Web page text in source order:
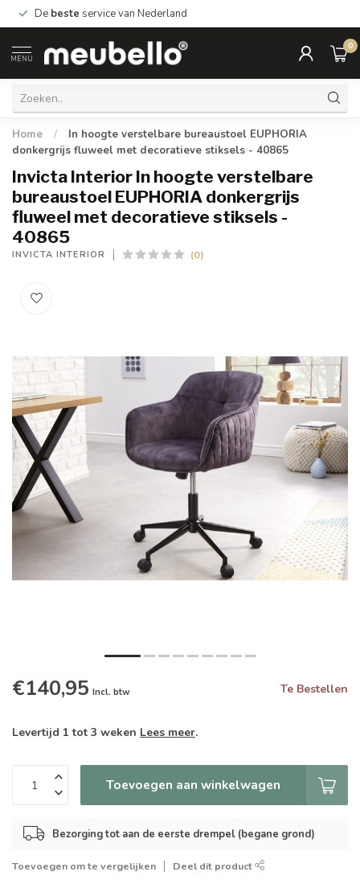
De beste service van Nederland
MENU
0
Home /
In hoogte verstelbare bureaustoel EUPHORIA
donkergrijs fluweel met decoratieve stiksels - 40865
Invicta Interior In hoogte verstelbare
bureaustoel EUPHORIA donkergrijs
fluweel met decoratieve stiksels -
40865
INVICTA INTERIOR (0)
€140,95 Incl. btw Te Bestellen
Levertijd 1 tot 3 weken Lees meer.
Toevoegen aan winkelwagen
Bezorging tot aan de eerste drempel (begane grond)
Toevoegen om te vergelijken Deel dit product